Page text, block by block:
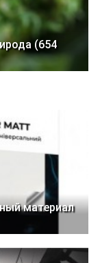
(654
материал